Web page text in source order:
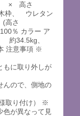
× 高さ
枠、 ウレタン
高さ
％ カラー ア
約34.5kg、
注意事項 ※
に取り外しが
ので、側地の
取り付け） ※
色が異なって見